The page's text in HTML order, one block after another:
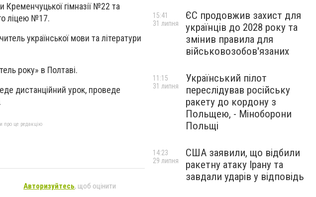
гімназії №22 та
ліцею №17.
української мови та літератури
року» в Полтаві.
дистанційний урок, проведе
про це редакцію
Авторизуйтесь, щоб оцінити
ЄС продовжив захист для
українців до 2028 року та
змінив правила для
військовозобов'язаних
15:41
31 липня
Український пілот
переслідував російську
ракету до кордону з
Польщею, - Міноборони
Польщі
11:15
31 липня
США заявили, що відбили
ракетну атаку Ірану та
завдали ударів у відповідь
14:23
29 липня